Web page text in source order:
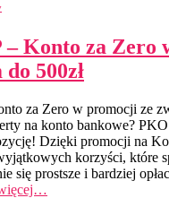
– Konto za Zero
500zł
za Zero w promocji ze
na konto bankowe?
Dzięki promocji na
korzyści, które
się prostsze i bardziej